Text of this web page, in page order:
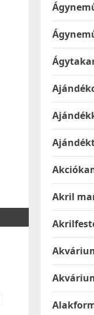
Akril